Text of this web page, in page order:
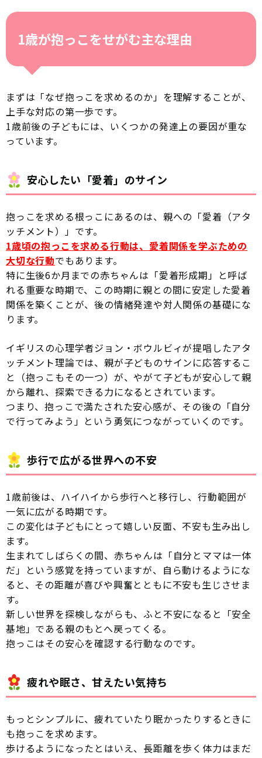
1歳が抱っこをせがむ主な理由
まずは「なぜ抱っこを求めるのか」を理解することが、
上手な対応の第一歩です。
1歳前後の子どもには、いくつかの発達上の要因が重な
っています。
安心したい「愛着」のサイン
抱っこを求める根っこにあるのは、親への「愛着（アタ
ッチメント）」です。
1歳頃の抱っこを求める行動は、愛着関係を学ぶための
大切な行動でもあります。
特に生後6か月までの赤ちゃんは「愛着形成期」と呼ば
れる重要な時期で、この時期に親との間に安定した愛着
関係を築くことが、後の情緒発達や対人関係の基礎にな
ります。
イギリスの心理学者ジョン・ボウルビィが提唱したアタ
ッチメント理論では、親が子どものサインに応答するこ
と（抱っこもその一つ）が、やがて子どもが安心して親
から離れ、探索できる力になるとされています。
つまり、抱っこで満たされた安心感が、その後の「自分
で行ってみよう」という勇気につながっていくのです。
歩行で広がる世界への不安
1歳前後は、ハイハイから歩行へと移行し、行動範囲が
一気に広がる時期です。
この変化は子どもにとって嬉しい反面、不安も生み出し
ます。
生まれてしばらくの間、赤ちゃんは「自分とママは一体
だ」という感覚を持っていますが、自ら動けるようにな
ると、その距離が喜びや興奮とともに不安も生じさせま
す。
新しい世界を探検しながらも、ふと不安になると「安全
基地」である親のもとへ戻ってくる。
抱っこはその安心を確認する行動なのです。
疲れや眠さ、甘えたい気持ち
もっとシンプルに、疲れていたり眠かったりするときに
も抱っこを求めます。
歩けるようになったとはいえ、長距離を歩く体力はまだ